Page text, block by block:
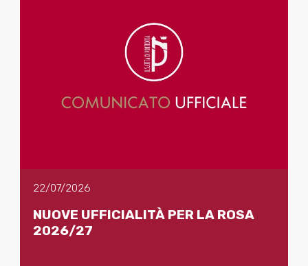
22/07/2026
NUOVE UFFICIALITÀ PER LA ROSA
2026/27